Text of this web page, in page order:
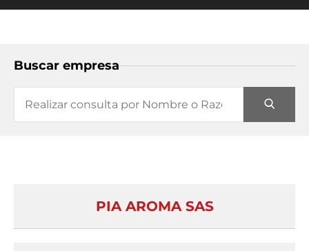
Buscar empresa
PIA AROMA SAS